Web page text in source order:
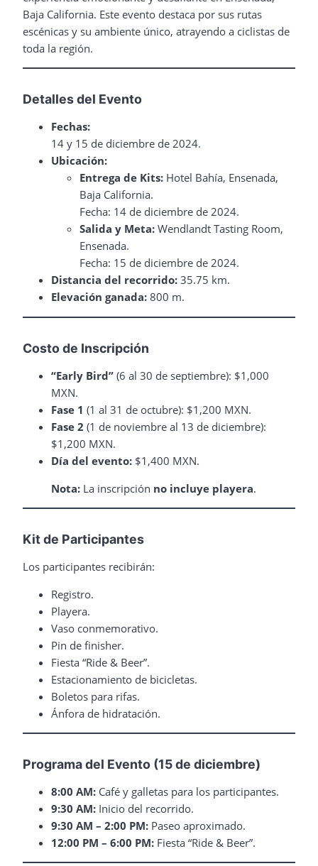
Baja California. Este evento destaca por sus rutas
escénicas y su ambiente único, atrayendo a ciclistas de
toda la región.
Detalles del Evento
Fechas:
14 y 15 de diciembre de 2024.
Ubicación:
Entrega de Kits: Hotel Bahía, Ensenada,
Baja California.
Fecha: 14 de diciembre de 2024.
Salida y Meta: Wendlandt Tasting Room,
Ensenada.
Fecha: 15 de diciembre de 2024.
Distancia del recorrido: 35.75 km.
Elevación ganada: 800 m.
Costo de Inscripción
“Early Bird” (6 al 30 de septiembre): $1,000
MXN.
Fase 1 (1 al 31 de octubre): $1,200 MXN.
Fase 2 (1 de noviembre al 13 de diciembre):
$1,200 MXN.
Día del evento: $1,400 MXN.
Nota: La inscripción no incluye playera.
Kit de Participantes
Los participantes recibirán:
Registro.
Playera.
Vaso conmemorativo.
Pin de finisher.
Fiesta “Ride & Beer”.
Estacionamiento de bicicletas.
Boletos para rifas.
Ánfora de hidratación.
Programa del Evento (15 de diciembre)
8:00 AM: Café y galletas para los participantes.
9:30 AM: Inicio del recorrido.
9:30 AM – 2:00 PM: Paseo aproximado.
12:00 PM – 6:00 PM: Fiesta “Ride & Beer”.